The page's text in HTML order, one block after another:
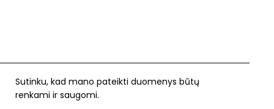
Sutinku, kad mano pateikti duomenys būtų
renkami ir saugomi.